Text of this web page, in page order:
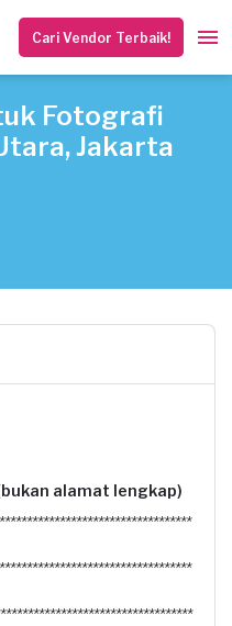
Cari Vendor Terbaik!
Fotografi
Jakarta
alamat lengkap)